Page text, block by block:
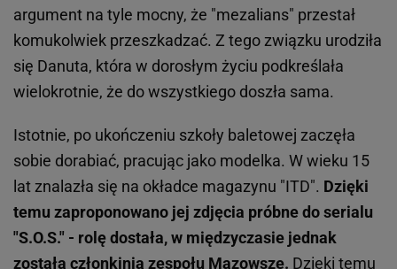
argument na tyle mocny, że "mezalians" przestał
komukolwiek przeszkadzać. Z tego związku urodziła
się Danuta, która w dorosłym życiu podkreślała
wielokrotnie, że do wszystkiego doszła sama.
Istotnie, po ukończeniu szkoły baletowej zaczęła
sobie dorabiać, pracując jako modelka. W wieku 15
lat znalazła się na okładce magazynu "ITD". Dzięki
temu zaproponowano jej zdjęcia próbne do serialu
"S.O.S." - rolę dostała, w międzyczasie jednak
została członkinią zespołu Mazowsze. Dzięki temu